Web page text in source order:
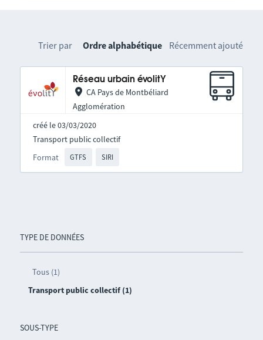
TYPE DE DONNÉES
Tous (1)
Transport public collectif (1)
SOUS-TYPE
Trier par Ordre alphabétique Récemment ajouté
Réseau urbain évolitY
CA Pays de Montbéliard
Agglomération
créé le 03/03/2020
Format GTFS SIRI
Transport public collectif